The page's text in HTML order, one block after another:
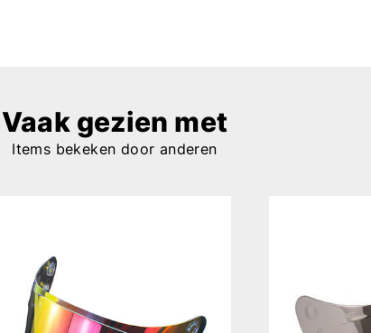
Vaak gezien met
Items bekeken door anderen